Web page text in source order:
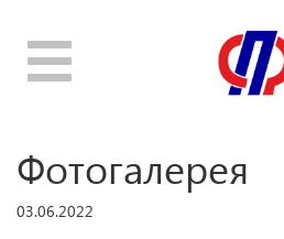
Toggle
navigation
Фотогалерея
03.06.2022